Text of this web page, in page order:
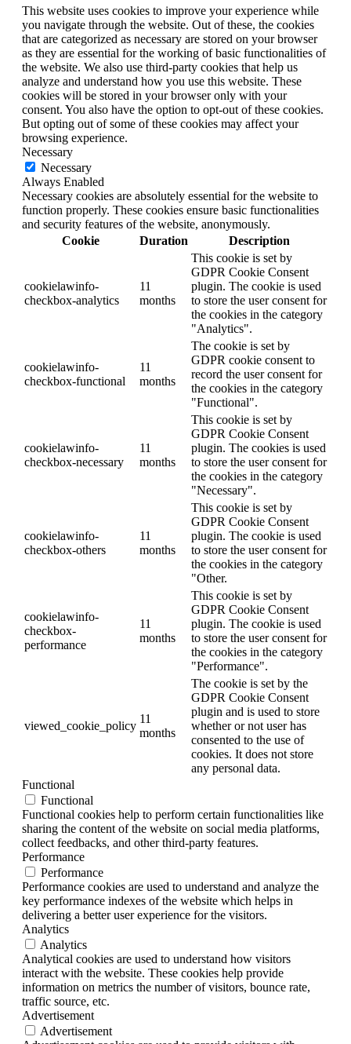
This website uses cookies to improve your experience while
you navigate through the website. Out of these, the cookies
that are categorized as necessary are stored on your browser
as they are essential for the working of basic functionalities of
the website. We also use third-party cookies that help us
analyze and understand how you use this website. These
cookies will be stored in your browser only with your
consent. You also have the option to opt-out of these cookies.
But opting out of some of these cookies may affect your
browsing experience.
Necessary
Necessary
Always Enabled
Necessary cookies are absolutely essential for the website to
function properly. These cookies ensure basic functionalities
and security features of the website, anonymously.
Cookie
Duration Description
cookielawinfo-
checkbox-analytics
11
months
This cookie is set by
GDPR Cookie Consent
plugin. The cookie is used
to store the user consent for
the cookies in the category
"Analytics".
cookielawinfo-
checkbox-functional
11
months
The cookie is set by
GDPR cookie consent to
record the user consent for
the cookies in the category
"Functional".
cookielawinfo-
checkbox-necessary
11
months
This cookie is set by
GDPR Cookie Consent
plugin. The cookies is used
to store the user consent for
the cookies in the category
"Necessary".
cookielawinfo-
checkbox-others
11
months
This cookie is set by
GDPR Cookie Consent
plugin. The cookie is used
to store the user consent for
the cookies in the category
"Other.
cookielawinfo-
checkbox-
performance
11
months
This cookie is set by
GDPR Cookie Consent
plugin. The cookie is used
to store the user consent for
the cookies in the category
"Performance".
viewed_cookie_policy
11
months
The cookie is set by the
GDPR Cookie Consent
plugin and is used to store
whether or not user has
consented to the use of
cookies. It does not store
any personal data.
Functional
Functional
Functional cookies help to perform certain functionalities like
sharing the content of the website on social media platforms,
collect feedbacks, and other third-party features.
Performance
Performance
Performance cookies are used to understand and analyze the
key performance indexes of the website which helps in
delivering a better user experience for the visitors.
Analytics
Analytics
Analytical cookies are used to understand how visitors
interact with the website. These cookies help provide
information on metrics the number of visitors, bounce rate,
traffic source, etc.
Advertisement
Advertisement